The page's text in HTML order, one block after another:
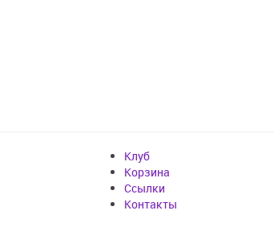
Клуб
Корзина
Cсылки
Контакты